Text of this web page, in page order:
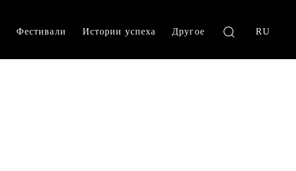
Фестивали Истории успеха Другое RU